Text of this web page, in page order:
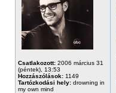
Csatlakozott: 2006 március 31
(péntek), 13:53
Hozzászólások: 1149
Tartózkodási hely: drowning in
my own mind